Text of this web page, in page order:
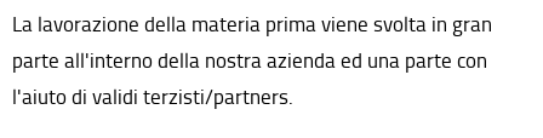
La lavorazione della materia prima viene svolta in gran
parte all'interno della nostra azienda ed una parte con
l'aiuto di validi terzisti/partners.